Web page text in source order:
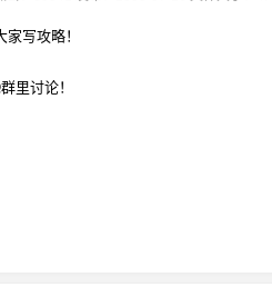
写攻略！
里讨论！